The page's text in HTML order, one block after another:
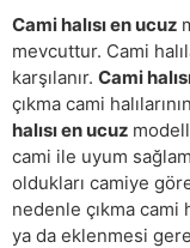
Cami halısı en ucuz
mevcuttur. Cami
karşılanır. Cami
çıkma cami
halısı en ucuz
cami ile uyum
oldukları camiye
nedenle çıkma cami
ya da eklenmesi